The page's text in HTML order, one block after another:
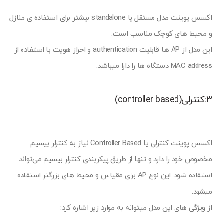
اکسس پوینت مدل مستقل یا standalone بیشتر برای استفاده ی منازل
و محیط های کوچک مناسب است.
این مدل از AP ها قابلیت
authentication و احراز هویت با استفاده از
MAC address دستگاه ها را دارا میباشد.
3:کنترلی(controller based)
اکسس پوینت کنترلی یا Controller Based نیاز به کنترلر بیسیم
مخصوص خود را دارد و تنها از طریق پیکربندی کنترلر بیسیم می‌تواند
استفاده شود. این نوع AP برای مقیاس و محیط های بزرگتر استفاده
میشود.
از ویژگی های این مدل میتوانه به موارد زیر اشاره کرد: